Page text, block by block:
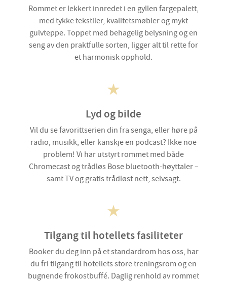
Rommet er lekkert innredet i en gyllen fargepalett,
med tykke tekstiler, kvalitetsmøbler og mykt
gulvteppe. Toppet med behagelig belysning og en
seng av den praktfulle sorten, ligger alt til rette for
et harmonisk opphold.
Lyd og bilde
Vil du se favorittserien din fra senga, eller høre på
radio, musikk, eller kanskje en podcast? Ikke noe
problem! Vi har utstyrt rommet med både
Chromecast og trådløs Bose bluetooth-høyttaler –
samt TV og gratis trådløst nett, selvsagt.
Tilgang til hotellets fasiliteter
Booker du deg inn på et standardrom hos oss, har
du fri tilgang til hotellets store treningsrom og en
bugnende frokostbuffé. Daglig renhold av rommet